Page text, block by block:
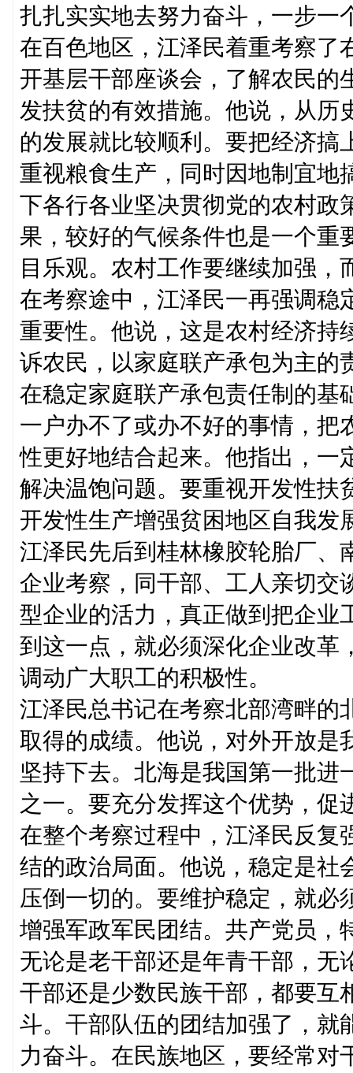
扎扎实实地去努力奋斗，一步一
在百色地区，江泽民着重考察了
开基层干部座谈会，了解农民的
发扶贫的有效措施。他说，从历
的发展就比较顺利。要把经济搞
重视粮食生产，同时因地制宜地
下各行各业坚决贯彻党的农村政
果，较好的气候条件也是一个重
目乐观。农村工作要继续加强，
在考察途中，江泽民一再强调稳
重要性。他说，这是农村经济持
诉农民，以家庭联产承包为主的
在稳定家庭联产承包责任制的基
一户办不了或办不好的事情，把
性更好地结合起来。他指出，一
解决温饱问题。要重视开发性扶
开发性生产增强贫困地区自我发
江泽民先后到桂林橡胶轮胎厂、
企业考察，同干部、工人亲切交
型企业的活力，真正做到把企业
到这一点，就必须深化企业改革
调动广大职工的积极性。
江泽民总书记在考察北部湾畔的
取得的成绩。他说，对外开放是
坚持下去。北海是我国第一批进
之一。要充分发挥这个优势，促
在整个考察过程中，江泽民反复
结的政治局面。他说，稳定是社
压倒一切的。要维护稳定，就必
增强军政军民团结。共产党员，
无论是老干部还是年青干部，无
干部还是少数民族干部，都要互
斗。干部队伍的团结加强了，就
力奋斗。在民族地区，要经常对